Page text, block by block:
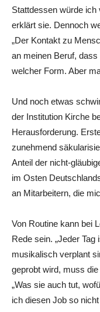
Stattdessen würde ich
erklärt sie. Dennoch
„Der Kontakt zu
an meinen Beruf,
welcher Form. Aber
Und noch etwas
der Institution Kirche
Herausforderung.
zunehmend
Anteil der nicht-
im Osten
an Mitarbeitern, die
Von Routine kann bei
Rede sein. „Jeder
musikalisch verplant
geprobt wird, muss
„Was sie auch tut,
ich diesen Job so